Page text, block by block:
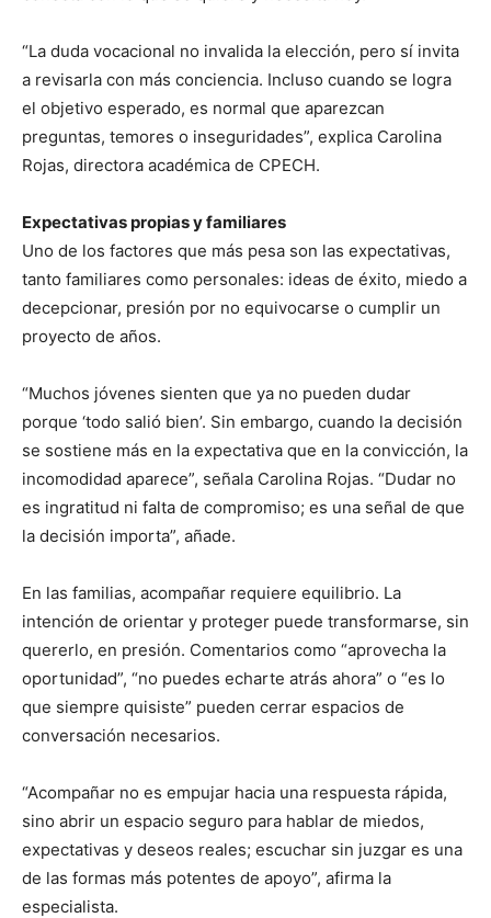
“La duda vocacional no invalida la elección, pero sí invita
a revisarla con más conciencia. Incluso cuando se logra
el objetivo esperado, es normal que aparezcan
preguntas, temores o inseguridades”, explica Carolina
Rojas, directora académica de CPECH.
Expectativas propias y familiares
Uno de los factores que más pesa son las expectativas,
tanto familiares como personales: ideas de éxito, miedo a
decepcionar, presión por no equivocarse o cumplir un
proyecto de años.
“Muchos jóvenes sienten que ya no pueden dudar
porque ‘todo salió bien’. Sin embargo, cuando la decisión
se sostiene más en la expectativa que en la convicción, la
incomodidad aparece”, señala Carolina Rojas. “Dudar no
es ingratitud ni falta de compromiso; es una señal de que
la decisión importa”, añade.
En las familias, acompañar requiere equilibrio. La
intención de orientar y proteger puede transformarse, sin
quererlo, en presión. Comentarios como “aprovecha la
oportunidad”, “no puedes echarte atrás ahora” o “es lo
que siempre quisiste” pueden cerrar espacios de
conversación necesarios.
“Acompañar no es empujar hacia una respuesta rápida,
sino abrir un espacio seguro para hablar de miedos,
expectativas y deseos reales; escuchar sin juzgar es una
de las formas más potentes de apoyo”, afirma la
especialista.